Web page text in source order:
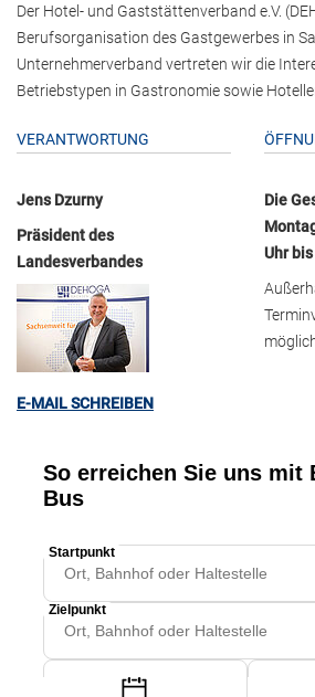
Der Hotel- und Gaststättenverband e.V.
Berufsorganisation des Gastgewerbes in
Unternehmerverband vertreten wir die
Betriebstypen in Gastronomie sowie
VERANTWORTUNG
Jens Dzurny
Präsident des
Landesverbandes
E-MAIL SCHREIBEN
Die
Uhr